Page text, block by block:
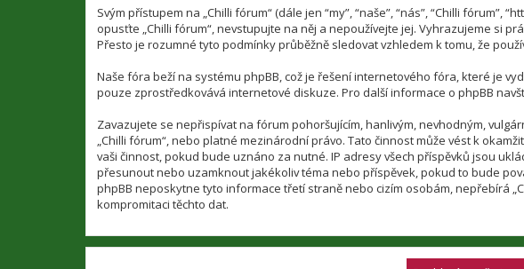
Svým přístupem na „Chilli fórum“ (dále jen “my”, “naše”, “nás”, “Chilli
opusťte „Chilli fórum“, nevstupujte na něj a nepoužívejte jej. Vyhrazujeme si
Přesto je rozumné tyto podmínky průběžně sledovat vzhledem k tomu, že
Naše fóra beží na systému phpBB, což je řešení internetového fóra, které je
pouze zprostředkovává internetové diskuze. Pro další informace o phpBB
Zavazujete se nepřispívat na fórum pohoršujícím, hanlivým, nevhodným,
„Chilli fórum“, nebo platné mezinárodní právo. Tato činnost může vést k
vaši činnost, pokud bude uznáno za nutné. IP adresy všech příspěvků jsou
přesunout nebo uzamknout jakékoliv téma nebo příspěvek, pokud to bude
phpBB neposkytne tyto informace třetí straně nebo cizím osobám, nepřebírá
kompromitaci těchto dat.